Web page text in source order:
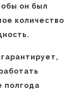
он был
количество
полгода